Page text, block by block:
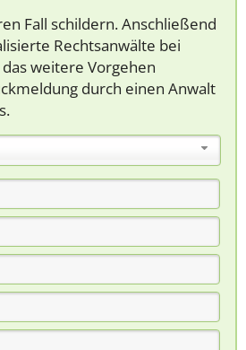
Fall schildern. Anschließend
Rechtsanwälte bei
weitere Vorgehen
durch einen Anwalt